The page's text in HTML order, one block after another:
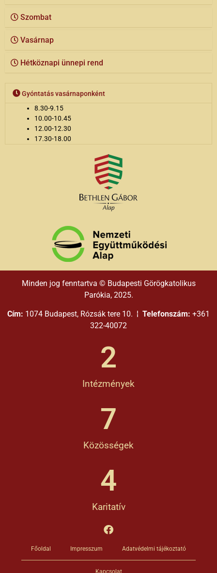
Szombat
Vasárnap
Hétköznapi ünnepi rend
Gyóntatás vasárnaponként
8.30-9.15
10.00-10.45
12.00-12.30
17.30-18.00
Minden jog fenntartva © Budapesti Görögkatolikus
Parókia, 2025.
Cím: 1074 Budapest, Rózsák tere 10. ¦ Telefonszám: +361
322-40072
Intézmények
2
Közösségek
7
Karitatív
4
Főoldal Impresszum Adatvédelmi tájékoztató
Kapcsolat